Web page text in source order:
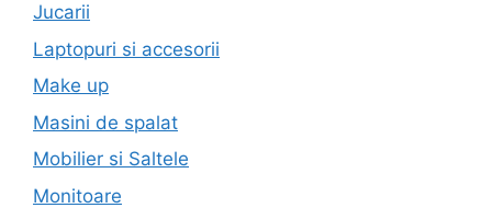
Jucarii
Laptopuri si accesorii
Make up
Masini de spalat
Mobilier si Saltele
Monitoare